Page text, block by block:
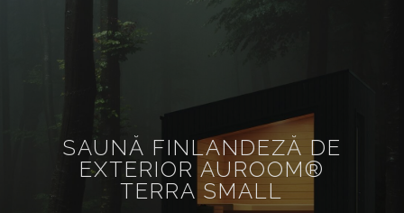
SAUNĂ FINLANDEZĂ DE
EXTERIOR AUROOM®
TERRA SMALL